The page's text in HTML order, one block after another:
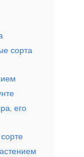
сорта
его